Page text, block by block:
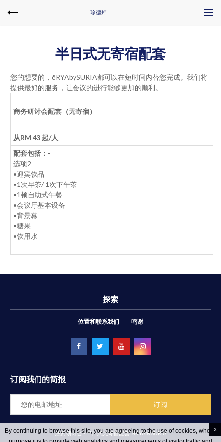
珍德拜
半日式无寄宿配套
您的想要的，ēRYAbySURIA都可以在短时间内替您完成。我们将
提供最好的服务，让会议的进行能够更加的顺利。
商务研讨会配套（无寄宿）
从RM 43 起/人
配套包括：-
选项2
•迎宾饮品
•1 次早茶/ 1 次下午茶
•1顿自助式午餐
•会议厅基本设备
•背景幕
•糖果
•饮用水
探索
位置和联系我们 鸣谢
订阅我们的简报
政府研讨会 - 半日式无寄宿配套 ēRYAbySURIA
By continuing to browse this site, you are agreeing to the use of cookies, whose
x